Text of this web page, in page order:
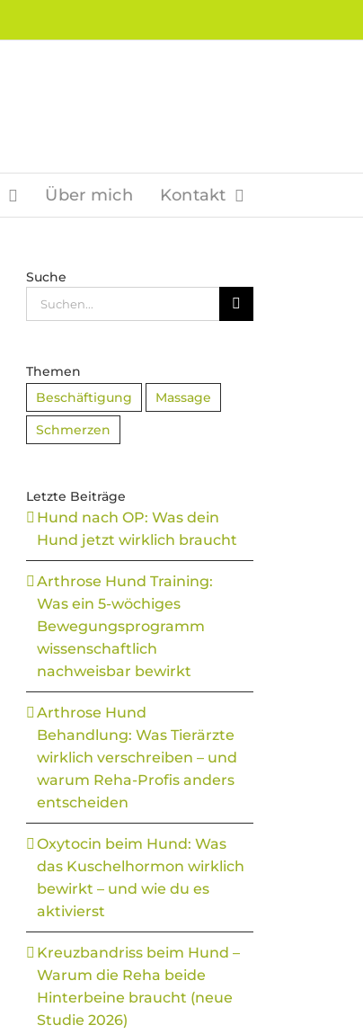
Über mich Kontakt
Suche
Suche
nach:
Themen
Beschäftigung
Massage
Schmerzen
Letzte Beiträge
Hund nach OP: Was dein
Hund jetzt wirklich braucht
Arthrose Hund Training:
Was ein 5-wöchiges
Bewegungsprogramm
wissenschaftlich
nachweisbar bewirkt
Arthrose Hund
Behandlung: Was Tierärzte
wirklich verschreiben – und
warum Reha-Profis anders
entscheiden
Oxytocin beim Hund: Was
das Kuschelhormon wirklich
bewirkt – und wie du es
aktivierst
Kreuzbandriss beim Hund –
Warum die Reha beide
Hinterbeine braucht (neue
Studie 2026)